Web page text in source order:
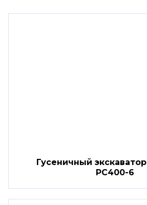
Гусеничный экскаватор
PC400-6